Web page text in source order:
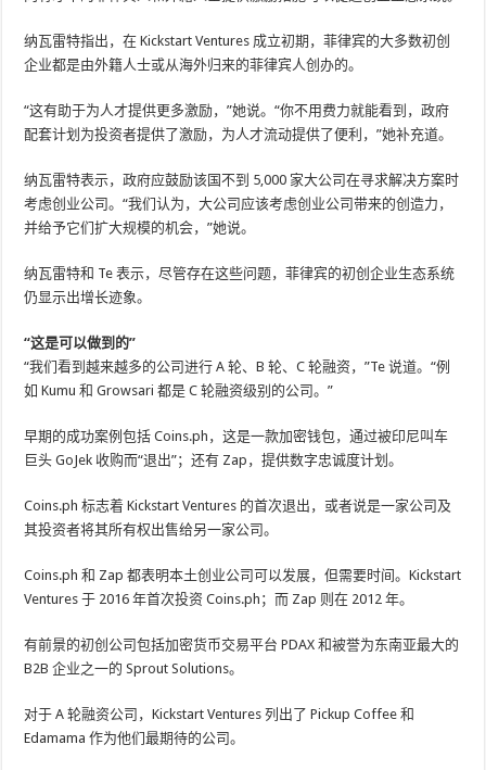
纳瓦雷特指出，在 Kickstart Ventures 成立初期，菲律宾的大多数初创
企业都是由外籍人士或从海外归来的菲律宾人创办的。
“这有助于为人才提供更多激励，”她说。“你不用费力就能看到，政府
配套计划为投资者提供了激励，为人才流动提供了便利，”她补充道。
纳瓦雷特表示，政府应鼓励该国不到 5,000 家大公司在寻求解决方案时
考虑创业公司。“我们认为，大公司应该考虑创业公司带来的创造力，
并给予它们扩大规模的机会，”她说。
纳瓦雷特和 Te 表示，尽管存在这些问题，菲律宾的初创企业生态系统
仍显示出增长迹象。
“这是可以做到的”
“我们看到越来越多的公司进行 A 轮、B 轮、C 轮融资，”Te 说道。“例
如 Kumu 和 Growsari 都是 C 轮融资级别的公司。”
早期的成功案例包括 Coins.ph，这是一款加密钱包，通过被印尼叫车
巨头 GoJek 收购而“退出”；还有 Zap，提供数字忠诚度计划。
Coins.ph 标志着 Kickstart Ventures 的首次退出，或者说是一家公司及
其投资者将其所有权出售给另一家公司。
Coins.ph 和 Zap 都表明本土创业公司可以发展，但需要时间。Kickstart
Ventures 于 2016 年首次投资 Coins.ph；而 Zap 则在 2012 年。
有前景的初创公司包括加密货币交易平台 PDAX 和被誉为东南亚最大的
B2B 企业之一的 Sprout Solutions。
对于 A 轮融资公司，Kickstart Ventures 列出了 Pickup Coffee 和
Edamama 作为他们最期待的公司。